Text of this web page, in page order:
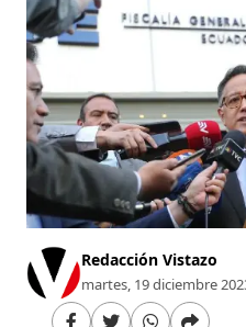
Redacción Vistazo
martes, 19 diciembre